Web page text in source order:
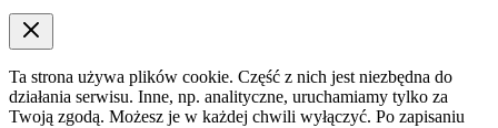
Ta strona używa plików cookie. Część z nich jest niezbędna do
działania serwisu. Inne, np. analityczne, uruchamiamy tylko za
Twoją zgodą. Możesz je w każdej chwili wyłączyć. Po zapisaniu